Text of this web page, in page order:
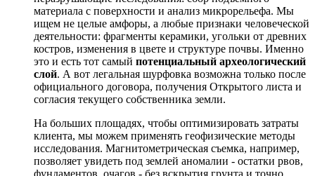
материала с поверхности и анализ микрорельефа. Мы
ищем не целые амфоры, а любые признаки человеческой
деятельности: фрагменты керамики, угольки от древних
костров, изменения в цвете и структуре почвы. Именно
это и есть тот самый потенциальный археологический
слой. А вот легальная шурфовка возможна только после
официального договора, получения Открытого листа и
согласия текущего собственника земли.
На больших площадях, чтобы оптимизировать затраты
клиента, мы можем применять геофизические методы
исследования. Магнитометрическая съемка, например,
позволяет увидеть под землей аномалии - остатки рвов,